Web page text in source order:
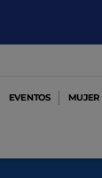
EVENTOS